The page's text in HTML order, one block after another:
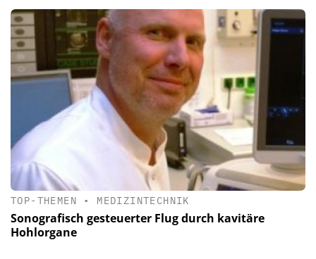
TOP-THEMEN • MEDIZINTECHNIK
Sonografisch gesteuerter Flug durch kavitäre
Hohlorgane